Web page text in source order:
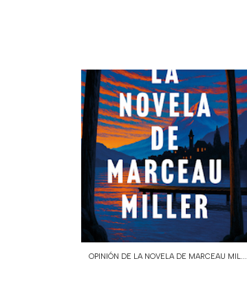
OPINIÓN DE LA NOVELA DE MARCEAU MIL...